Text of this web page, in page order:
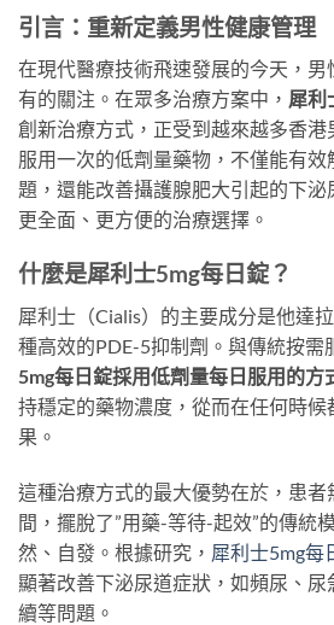
引言：重新定義男性健康管理
在現代醫療技術飛速發展的今天，
有的關注。在眾多治療方案中， 犀利
創新治療方式，正受到越來越多香港
服用一次的低劑量藥物，不僅能有效
題，還能改善攝護腺肥大引起的下
更全面、更方便的治療選擇。
什麼是犀利士5mg每日錠？
犀利士（Cialis）的主要成分是他達
種高效的PDE-5抑制劑。與傳統按需
5mg每日錠採用低劑量每日服用的方
持穩定的藥物濃度，從而在任何時
果。
這種治療方式的最大優勢在於，患
間，擺脫了”用藥-等待-起效”的傳統
然、自發。根據研究， 犀利士5mg每
顯著改善下泌尿道症狀，如頻尿、
續等問題。